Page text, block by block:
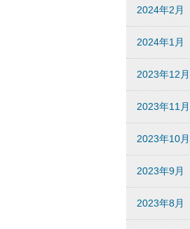
2024年2月
2024年1月
2023年12月
2023年11月
2023年10月
2023年9月
2023年8月